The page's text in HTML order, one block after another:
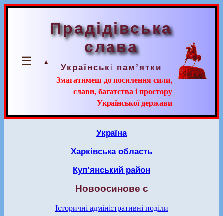
☰
Прадідівська
слава
Українські пам’ятки
Змагатимеш до посилення сили,
слави, багатства і простору
Української держави
Україна
Харківська область
Куп’янський район
Новоосинове с
Історичні адміністративні поділи